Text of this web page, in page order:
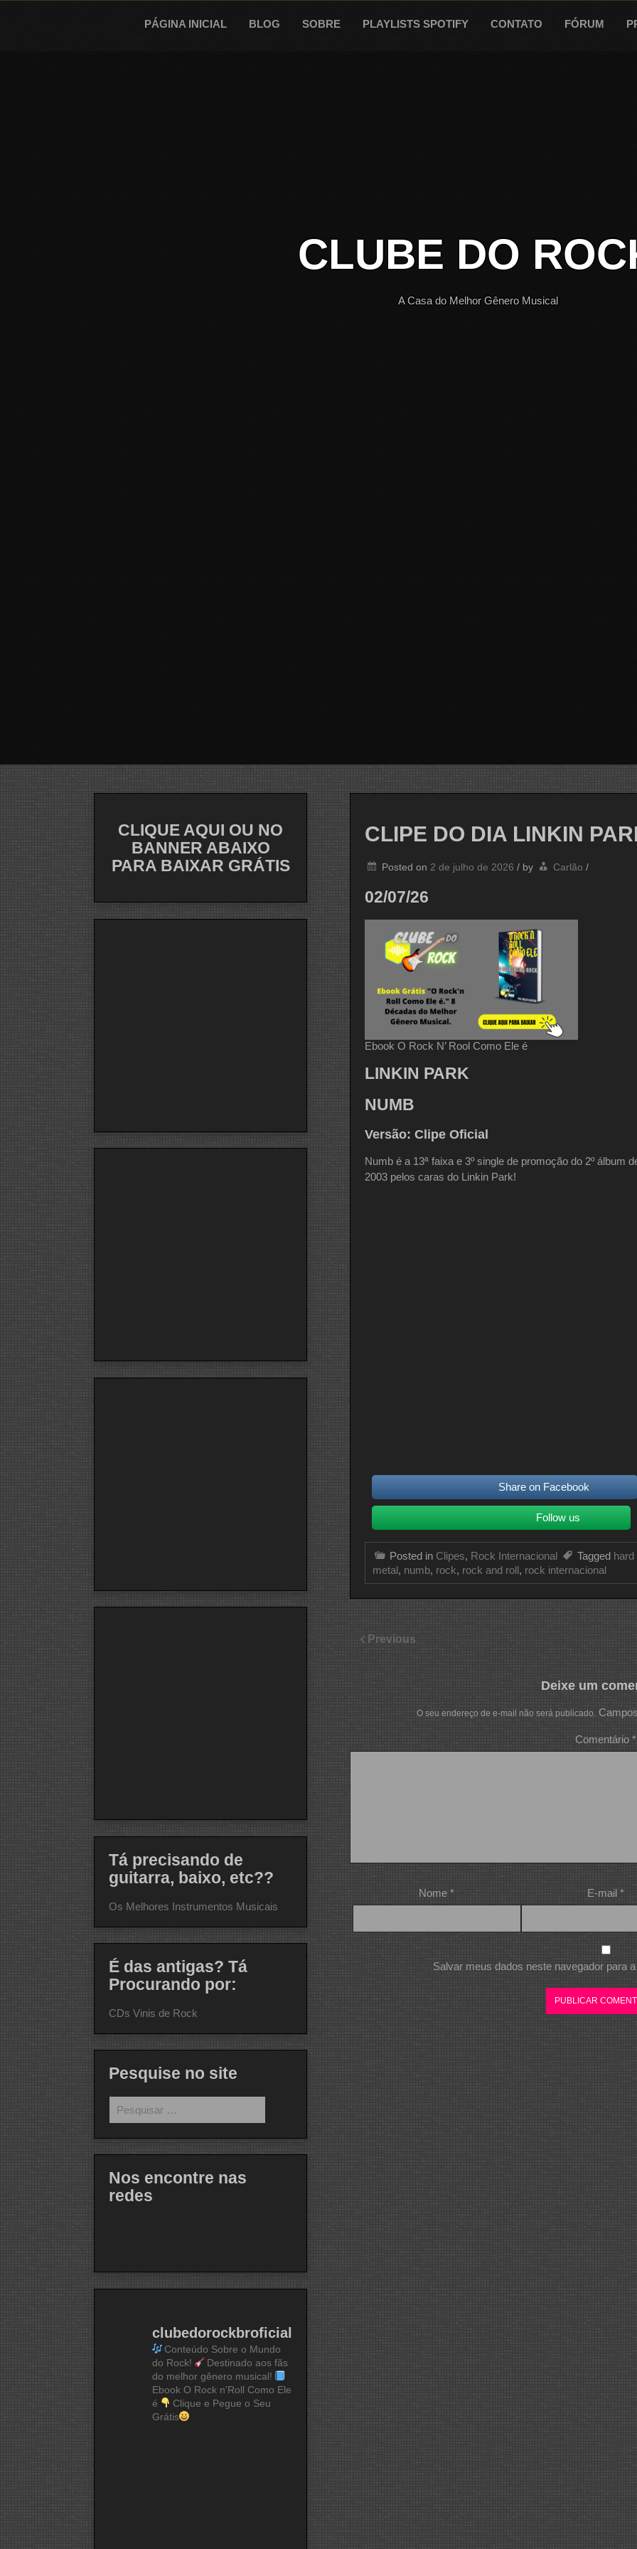
PÁGINA INICIAL BLOG SOBRE PLAYLISTS SPOTIFY CONTATO FÓRUM
CLUBE DO
A Casa do Melhor Gênero Musical
CLIPE DO DIA LINKIN
Posted on 2 de julho de 2026 / by Carlão /
02/07/26
Ebook O Rock N’ Rool Como Ele é
LINKIN PARK
NUMB
Versão: Clipe Oficial
Numb é a 13ª faixa e 3º single de promoção do 2º álbum
2003 pelos caras do Linkin Park!
Share on Facebook
Follow us
Posted in Clipes, Rock Internacional Tagged
metal , numb, rock, rock and roll , rock internacional
Previous
Deixe um
O seu endereço de e-mail não será publicado.
Comentário *
Nome* E-mail *
Salvar meus dados neste navegador para
CLIQUE AQUI OU NO
BANNER ABAIXO
PARA BAIXAR GRÁTIS
Tá precisando de
guitarra, baixo, etc??
Os Melhores Instrumentos Musicais
É das antigas? Tá
Procurando por:
CDs Vinis de Rock
Pesquise no site
por:
Nos encontre nas
redes
clubedorockbroficial
Conteúdo Sobre o Mundo
do Rock!
Destinado aos fãs
do melhor gênero musical!
Ebook O Rock n'Roll Como Ele
é
Clique e Pegue o Seu
Grátis